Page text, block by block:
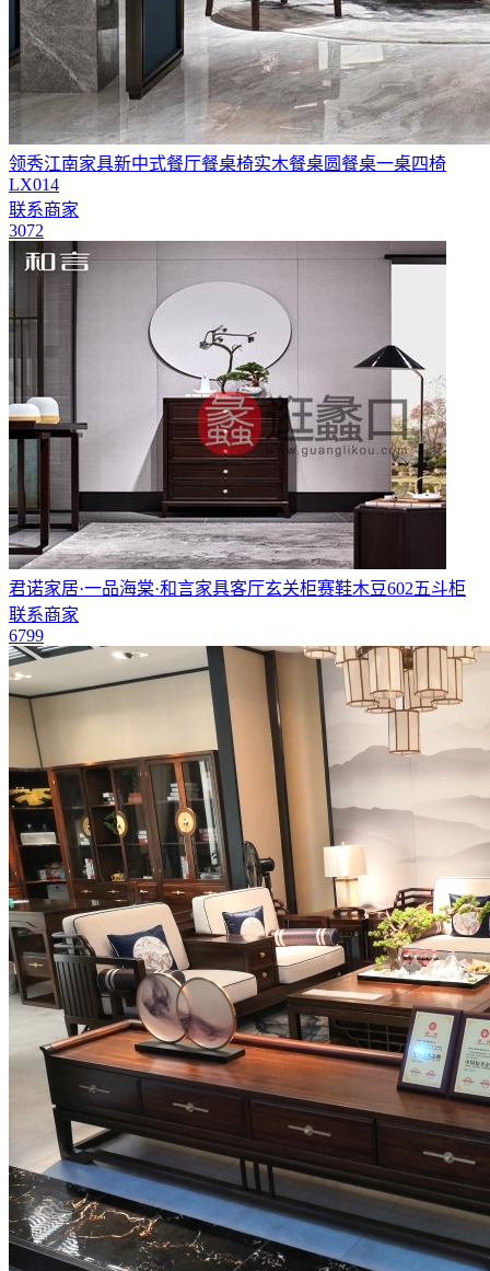
领秀江南家具新中式餐厅餐桌椅实木餐桌圆餐桌一桌四椅
LX014
联系商家
3072
君诺家居·一品海棠·和言家具客厅玄关柜赛鞋木豆602五斗柜
联系商家
6799